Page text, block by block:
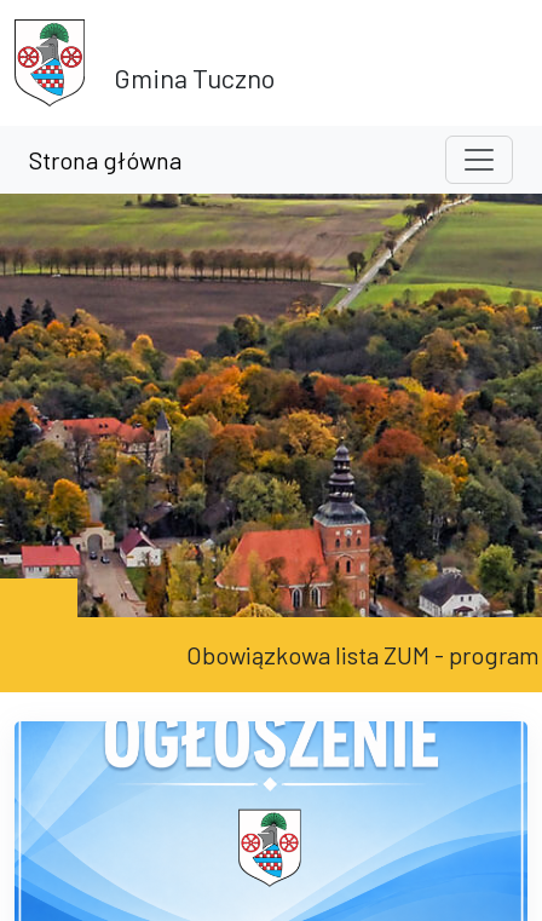
Przejdź do treści
Przejdź do wyszukiwarki
Gmina Tuczno
Strona główna
Zatrzymaj przesuwanie paska
Wznów przesuwanie paska
Gmina TucznoObowiązkowa lista ZUM - program
Aktualności